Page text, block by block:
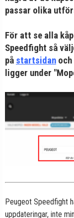
passar olika
För att se alla
Speedfight så
på startsidan
ligger under
Peugeot Speedfight
uppdateringar, inte